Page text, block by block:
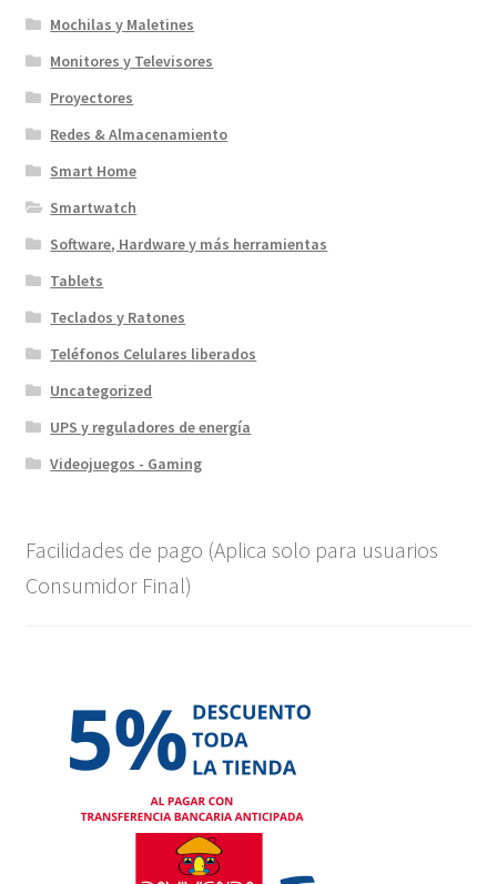
Mochilas y Maletines
Monitores y Televisores
Proyectores
Redes & Almacenamiento
Smart Home
Smartwatch
Software, Hardware y más herramientas
Tablets
Teclados y Ratones
Teléfonos Celulares liberados
Uncategorized
UPS y reguladores de energía
Videojuegos - Gaming
Facilidades de pago (Aplica solo para usuarios
Consumidor Final)